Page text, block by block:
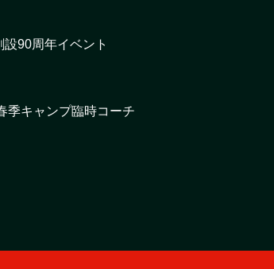
90周年イベント
季キャンプ臨時コーチ